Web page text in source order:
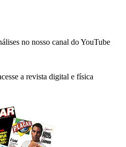
no nosso canal do YouTube
a revista digital e física